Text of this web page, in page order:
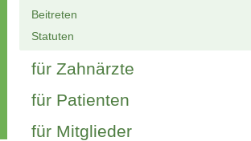
Beitreten
Statuten
für Zahnärzte
für Patienten
für Mitglieder